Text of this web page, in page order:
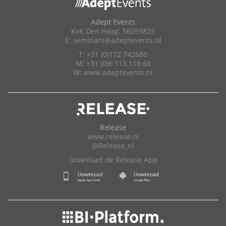
Adept Events
KvK Den Haag: 56059825
E: seminars@adeptevents.nl
T: +31 (0)172 742680
M: +31 (0)6 113 118 60
W: www.adeptevents.nl
Release
www.release.nl
@Release_nl
Download de Release App